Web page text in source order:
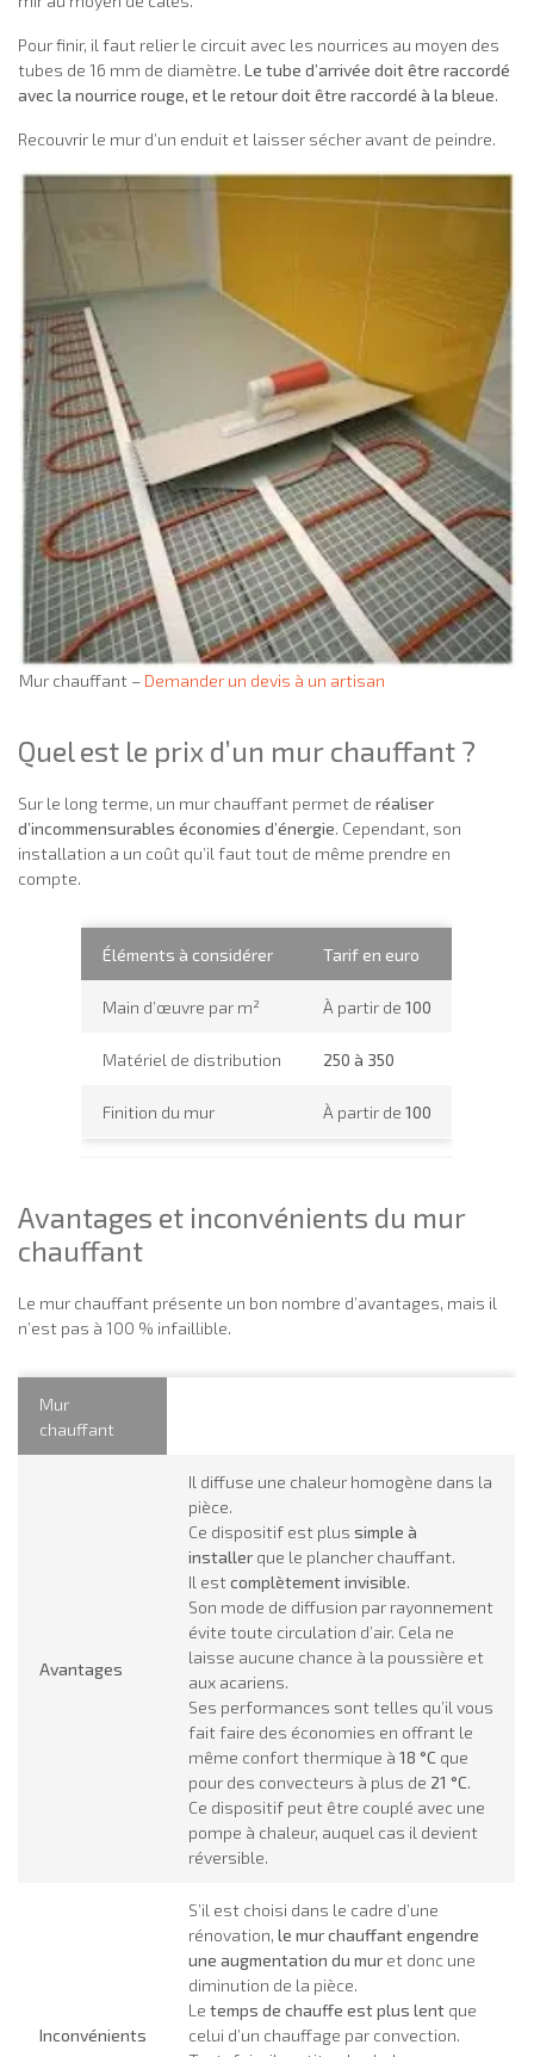
Pour finir, il faut relier le circuit avec les nourrices au moyen des
tubes de 16 mm de diamètre. Le tube d’arrivée doit être raccordé
avec la nourrice rouge, et le retour doit être raccordé à la bleue.
Recouvrir le mur d’un enduit et laisser sécher avant de peindre.
Mur chauffant – Demander un devis à un artisan
Quel est le prix d’un mur chauffant ?
Sur le long terme, un mur chauffant permet de réaliser
d’incommensurables économies d’énergie. Cependant, son
installation a un coût qu’il faut tout de même prendre en
compte.
Éléments à considérer Tarif en euro
Main d’œuvre par m² À partir de 100
Matériel de distribution 250 à 350
Finition du mur À partir de 100
Avantages et inconvénients du mur
chauffant
Le mur chauffant présente un bon nombre d’avantages, mais il
n’est pas à 100 % infaillible.
Mur
chauffant
Avantages
Il diffuse une chaleur homogène dans la
pièce.
Ce dispositif est plus simple à
installerque le plancher chauffant.
Il estcomplètement invisible.
Son mode de diffusion par rayonnement
évite toute circulation d’air. Cela ne
laisse aucune chance à la poussière et
aux acariens.
Ses performances sont telles qu’il vous
fait faire des économies en offrant le
même confort thermique à 18 °C que
pour des convecteurs à plus de 21 °C.
Ce dispositif peut être couplé avec une
pompe à chaleur, auquel cas il devient
réversible.
Inconvénients
S’il est choisi dans le cadre d’une
rénovation, le mur chauffant engendre
une augmentation du muret donc une
diminution de la pièce.
Le temps de chauffe est plus lentque
celui d’un chauffage par convection.